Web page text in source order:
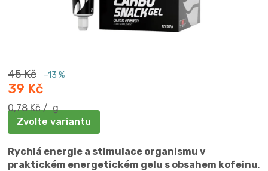
45 Kč –13 %
39 Kč
Měrná
cena:
0,78 Kč / g
Zvolte variantu
Rychlá energie a stimulace organismu v
praktickém energetickém gelu s obsahem kofeinu.